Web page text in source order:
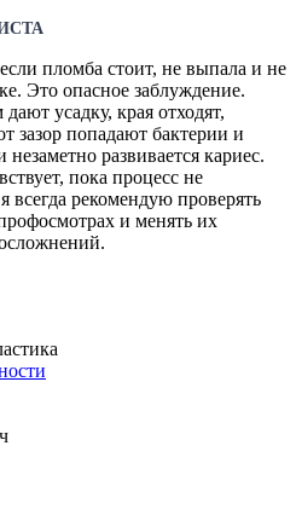
пломба стоит, не выпала и не
Это опасное заблуждение.
усадку, края отходят,
зазор попадают бактерии и
развивается кариес.
пока процесс не
всегда рекомендую проверять
и менять их